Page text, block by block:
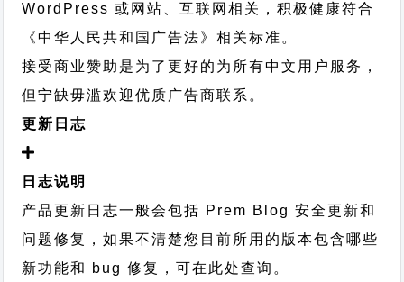
WordPress 或网站、互联网相关，积极健康符合
《中华人民共和国广告法》相关标准。
接受商业赞助是为了更好的为所有中文用户服务，
但宁缺毋滥欢迎优质广告商联系。
更新日志
日志说明
产品更新日志一般会包括 Prem Blog 安全更新和
问题修复，如果不清楚您目前所用的版本包含哪些
新功能和 bug 修复，可在此处查询。